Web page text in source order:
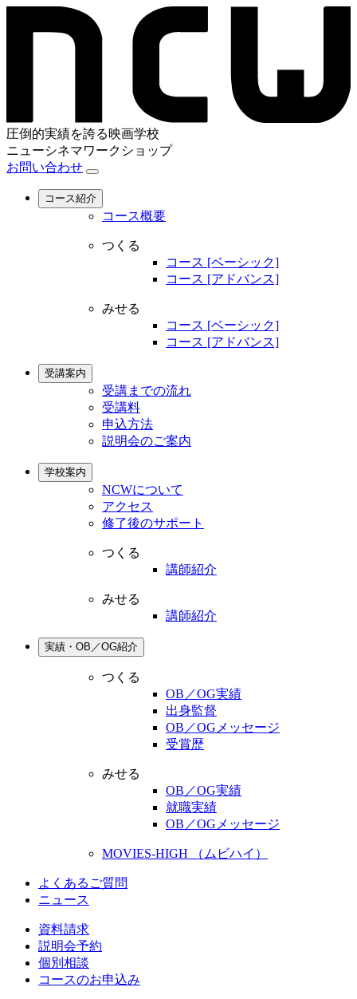
圧倒的実績を誇る映画学校
ニューシネマワークショップ
お問い合わせ
コース紹介
コース概要
つくる
コース [ベーシック]
コース [アドバンス]
みせる
コース [ベーシック]
コース [アドバンス]
受講案内
受講までの流れ
受講料
申込方法
説明会のご案内
学校案内
NCWについて
アクセス
修了後のサポート
つくる
講師紹介
みせる
講師紹介
実績・OB／OG紹介
つくる
OB／OG実績
出身監督
OB／OGメッセージ
受賞歴
みせる
OB／OG実績
就職実績
OB／OGメッセージ
MOVIES-HIGH （ムビハイ）
よくあるご質問
ニュース
資料請求
説明会予約
個別相談
コースのお申込み